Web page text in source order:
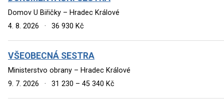
Domov U Biřičky – Hradec Králové
4. 8. 2026
· 36 930 Kč
VŠEOBECNÁ SESTRA
Ministerstvo obrany – Hradec Králové
9. 7. 2026
· 31 230 – 45 340 Kč